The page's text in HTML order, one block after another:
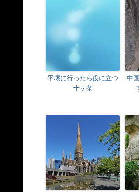
平壌に行ったら役に立つ
十ヶ条
中